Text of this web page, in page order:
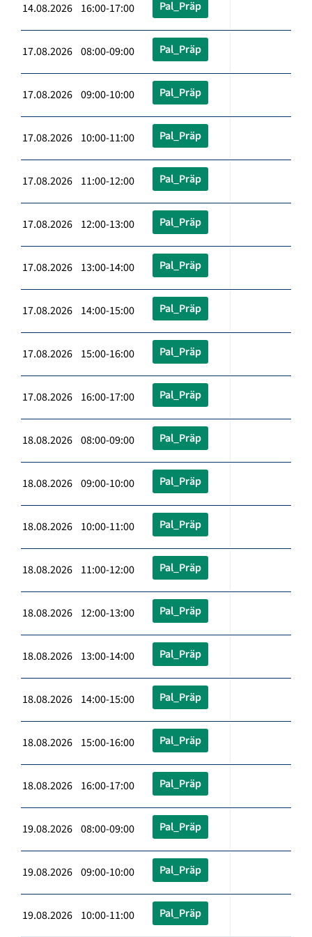
14.08.2026 16:00-17:00 Pal_Präp
17.08.2026 08:00-09:00 Pal_Präp
17.08.2026 09:00-10:00 Pal_Präp
17.08.2026 10:00-11:00 Pal_Präp
17.08.2026 11:00-12:00 Pal_Präp
17.08.2026 12:00-13:00 Pal_Präp
17.08.2026 13:00-14:00 Pal_Präp
17.08.2026 14:00-15:00 Pal_Präp
17.08.2026 15:00-16:00 Pal_Präp
17.08.2026 16:00-17:00 Pal_Präp
18.08.2026 08:00-09:00 Pal_Präp
18.08.2026 09:00-10:00 Pal_Präp
18.08.2026 10:00-11:00 Pal_Präp
18.08.2026 11:00-12:00 Pal_Präp
18.08.2026 12:00-13:00 Pal_Präp
18.08.2026 13:00-14:00 Pal_Präp
18.08.2026 14:00-15:00 Pal_Präp
18.08.2026 15:00-16:00 Pal_Präp
18.08.2026 16:00-17:00 Pal_Präp
19.08.2026 08:00-09:00 Pal_Präp
19.08.2026 09:00-10:00 Pal_Präp
19.08.2026 10:00-11:00 Pal_Präp